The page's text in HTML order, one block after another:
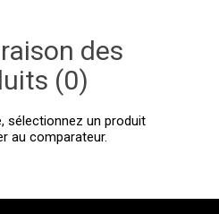
des
(0)
sélectionnez un produit
au comparateur.